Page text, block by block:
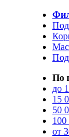
По
до
15
50
100
от